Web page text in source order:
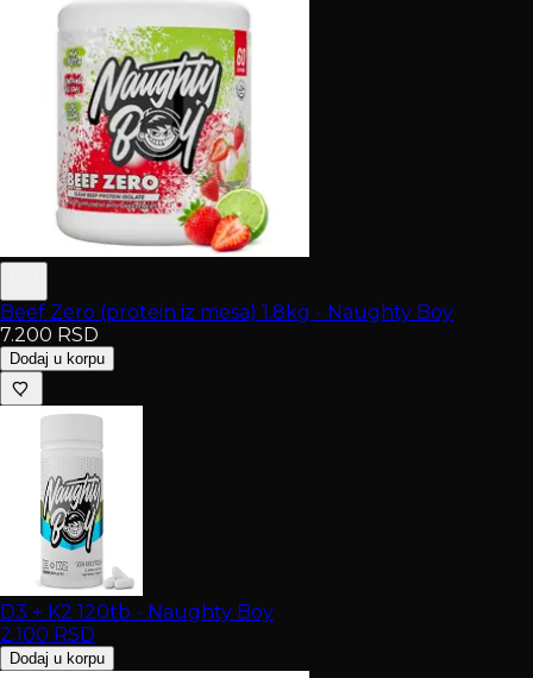
Beef Zero (protein iz mesa) 1.8kg - Naughty Boy
7.200 RSD
Dodaj u korpu
D3 + K2 120tb - Naughty Boy
2.100 RSD
Dodaj u korpu